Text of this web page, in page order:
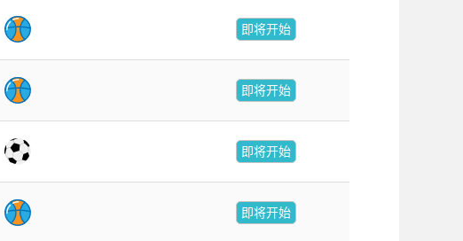
即将开始
即将开始
即将开始
即将开始